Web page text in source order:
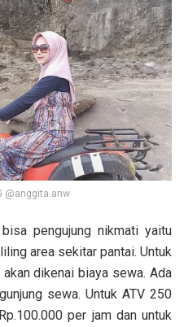
@anggita.anw
pengujung nikmati yaitu
area sekitar pantai. Untuk
dikenai biaya sewa. Ada
sewa. Untuk ATV 250
per jam dan untuk